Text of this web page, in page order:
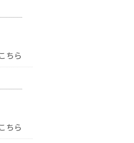
ちら
ちら